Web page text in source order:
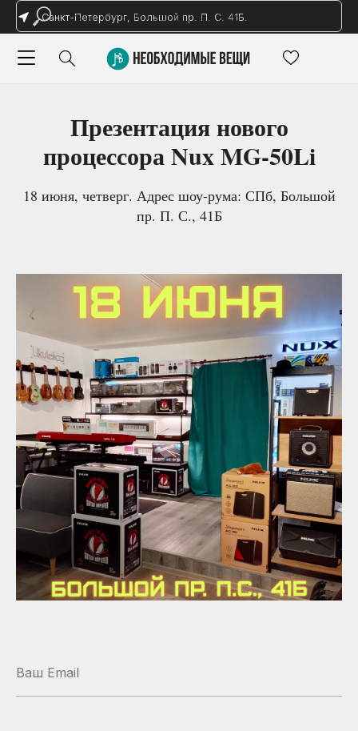
Санкт-Петербург, Большой пр. П. С. 41Б.
Презентация нового
процессора Nux MG-50Li
18 июня, четверг. Адрес шоу-рума: СПб, Большой
пр. П. С., 41Б